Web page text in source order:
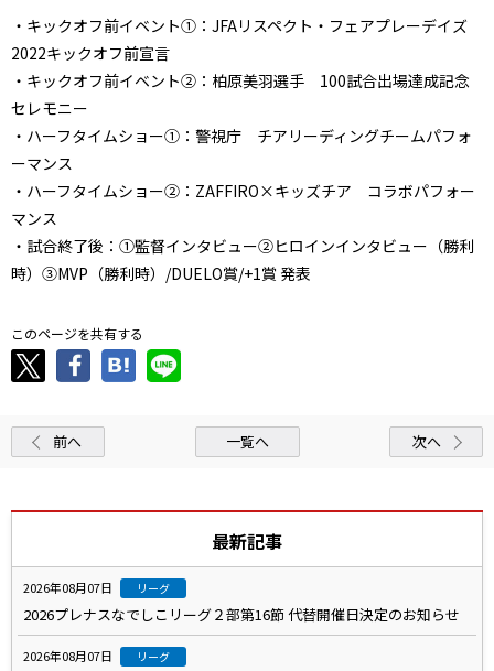
・キックオフ前イベント①：JFAリスペクト・フェアプレーデイズ
2022キックオフ前宣言
・キックオフ前イベント②：柏原美羽選手 100試合出場達成記念
セレモニー
・ハーフタイムショー①：警視庁 チアリーディングチームパフォ
ーマンス
・ハーフタイムショー②：ZAFFIRO×キッズチア コラボパフォー
マンス
・試合終了後：①監督インタビュー②ヒロインインタビュー（勝利
時）③MVP（勝利時）/DUELO賞/+1賞 発表
このページを共有する
前へ 一覧へ 次へ
最新記事
2026年08月07日 リーグ
2026プレナスなでしこリーグ２部第16節 代替開催日決定のお知らせ
2026年08月07日 リーグ